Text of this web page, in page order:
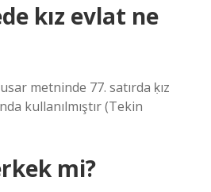
kız evlat ne
metninde 77. satırda ḳız
kullanılmıştır (Tekin
mi?